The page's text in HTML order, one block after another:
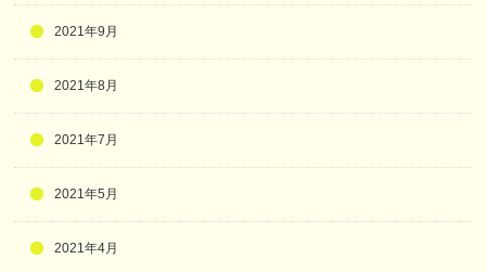
2021年9月
2021年8月
2021年7月
2021年5月
2021年4月